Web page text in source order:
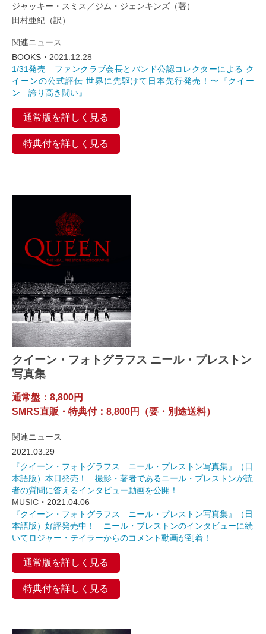
ジャッキー・スミス／ジム・ジェンキンズ（著）
田村亜紀（訳）
関連ニュース
BOOKS・ 2021.12.28
1/31発売 ファンクラブ会長とバンド公認コレクターによる ク
イーンの公式評伝 世界に先駆けて日本先行発売！〜『クイー
ン 誇り高き闘い』
通常版を詳しく見る
特典付を詳しく見る
クイーン・フォトグラフス ニール・プレストン
写真集
通常盤：8,800円
SMRS直販・特典付：8,800円（要・別途送料）
関連ニュース
2021.03.29
『クイーン・フォトグラフス ニール・プレストン写真集』（日
本語版）本日発売！ 撮影・著者であるニール・プレストンが読
者の質問に答えるインタビュー動画を公開！
MUSIC ・2021.04.06
『クイーン・フォトグラフス ニール・プレストン写真集』（日
本語版）好評発売中！ ニール・プレストンのインタビューに続
いてロジャー・テイラーからのコメント動画が到着！
通常版を詳しく見る
特典付を詳しく見る